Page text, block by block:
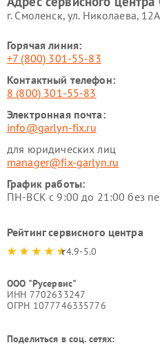
г. Смоленск, ул. Николаева, 12А
Горячая линия:
+7 (800) 301-55-83
Контактный телефон:
8 (800) 301-55-83
Электронная почта:
info@garlyn-fix.ru
для юридических лиц
manager@fix-garlyn.ru
График работы:
ПН-ВСК с 9:00 до 21:00 без
Рейтинг сервисного центра
4.9-5.0
ООО "Русервис"
ИНН 7702633247
ОГРН 1077746335776
Поделиться в соц. сетях: